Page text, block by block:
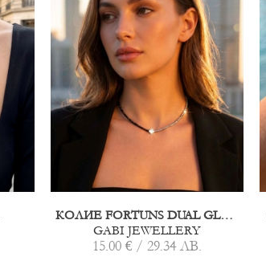
КОЛИЕ FORTUNS DUAL GLOW
GABI JEWELLERY
15.00 € / 29.34 ЛВ.